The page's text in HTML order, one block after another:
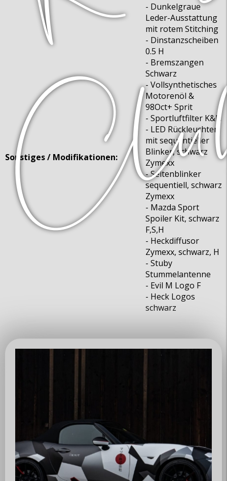
Sonstiges / Modifikationen:
- Dunkelgraue
Leder-Ausstattung
mit rotem Stitching
- Dinstanzscheiben
0.5 H
- Bremszangen
Schwarz
- Vollsynthetisches
Motorenöl &
98Oct+ Sprit
- Sportluftfilter K&N
- LED Rückleuchten
mit sequentieller
Blinker, schwarz
Zymexx
- Seitenblinker
sequentiell, schwarz
Zymexx
- Mazda Sport
Spoiler Kit, schwarz
F,S,H
- Heckdiffusor
Zymexx, schwarz, H
- Stuby
Stummelantenne
- Evil M Logo F
- Heck Logos
schwarz